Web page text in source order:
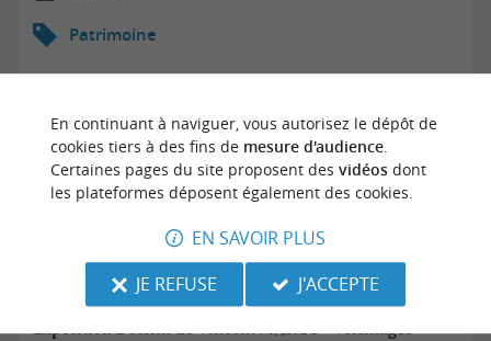
Patrimoine
Exposition Dessins de Vincent MARCO - Voisinages -
En continuant à naviguer, vous autorisez le dépôt de
cookies tiers à des fins de mesure d'audience.
Certaines pages du site proposent des vidéosdont
les plateformes déposent également des cookies.
EN SAVOIR PLUS
JE REFUSE
J'ACCEPTE